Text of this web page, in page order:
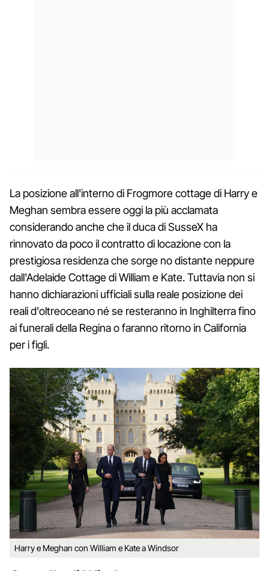
La posizione all'interno di Frogmore cottage di Harry e
Meghan sembra essere oggi la più acclamata
considerando anche che il duca di SusseX ha
rinnovato da poco il contratto di locazione con la
prestigiosa residenza che sorge no distante neppure
dall'Adelaide Cottage di William e Kate. Tuttavia non si
hanno dichiarazioni ufficiali sulla reale posizione dei
reali d'oltreoceano né se resteranno in Inghilterra fino
ai funerali della Regina o faranno ritorno in California
per i figli.
Harry e Meghan con William e Kate a Windsor